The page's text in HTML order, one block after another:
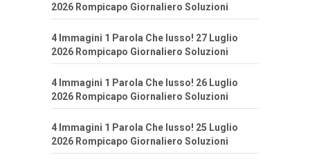
2026 Rompicapo Giornaliero Soluzioni
4 Immagini 1 Parola Che lusso! 27 Luglio
2026 Rompicapo Giornaliero Soluzioni
4 Immagini 1 Parola Che lusso! 26 Luglio
2026 Rompicapo Giornaliero Soluzioni
4 Immagini 1 Parola Che lusso! 25 Luglio
2026 Rompicapo Giornaliero Soluzioni